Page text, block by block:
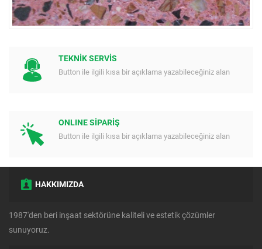
TEKNİK SERVİS
Button ile ilgili kısa bir açıklama yazabileceğiniz alan
ONLINE SİPARİŞ
Button ile ilgili kısa bir açıklama yazabileceğiniz alan
HAKKIMIZDA
1987'den beri inşaat sektörüne kaliteli ve estetik çözümler
sunuyoruz.